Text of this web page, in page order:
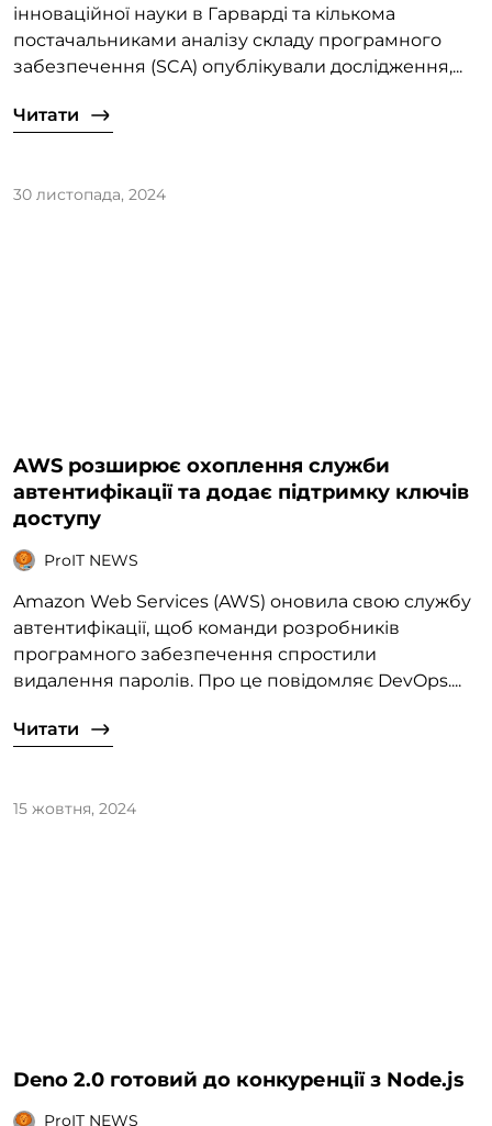
інноваційної науки в Гарварді та кількома
постачальниками аналізу складу програмного
забезпечення (SCA) опублікували дослідження,...
Читати
30 листопада, 2024
AWS розширює охоплення служби
автентифікації та додає підтримку ключів
доступу
ProIT NEWS
Amazon Web Services (AWS) оновила свою службу
автентифікації, щоб команди розробників
програмного забезпечення спростили
видалення паролів. Про це повідомляє DevOps....
Читати
15 жовтня, 2024
Deno 2.0 готовий до конкуренції з Node.js
ProIT NEWS